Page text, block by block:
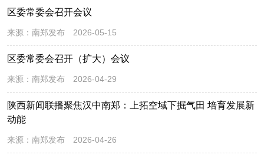
区委常委会召开会议
来源： 南郑发布 2026-05-15
区委常委会召开（扩大）会议
来源： 南郑发布 2026-04-29
陕西新闻联播聚焦汉中南郑：上拓空域下掘气田 培育发展新
动能
来源： 南郑发布 2026-04-26